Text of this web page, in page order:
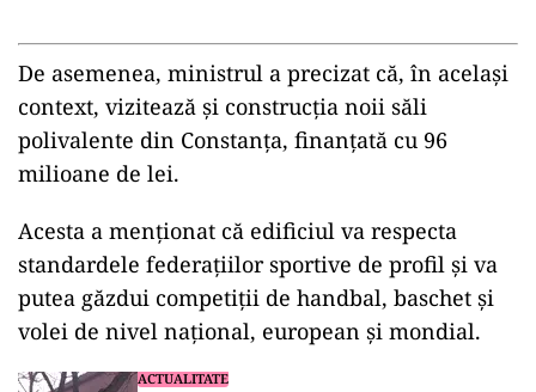
De asemenea, ministrul a precizat că, în acelaşi
context, vizitează şi construcţia noii săli
polivalente din Constanţa, finanţată cu 96
milioane de lei.
Acesta a menţionat că edificiul va respecta
standardele federaţiilor sportive de profil şi va
putea găzdui competiţii de handbal, baschet şi
volei de nivel naţional, european şi mondial.
ACTUALITATE